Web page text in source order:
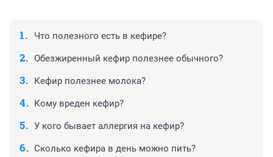
Что полезного есть в кефире?
Обезжиренный кефир полезнее обычного?
Кефир полезнее молока?
Кому вреден кефир?
У кого бывает аллергия на кефир?
Сколько кефира в день можно пить?